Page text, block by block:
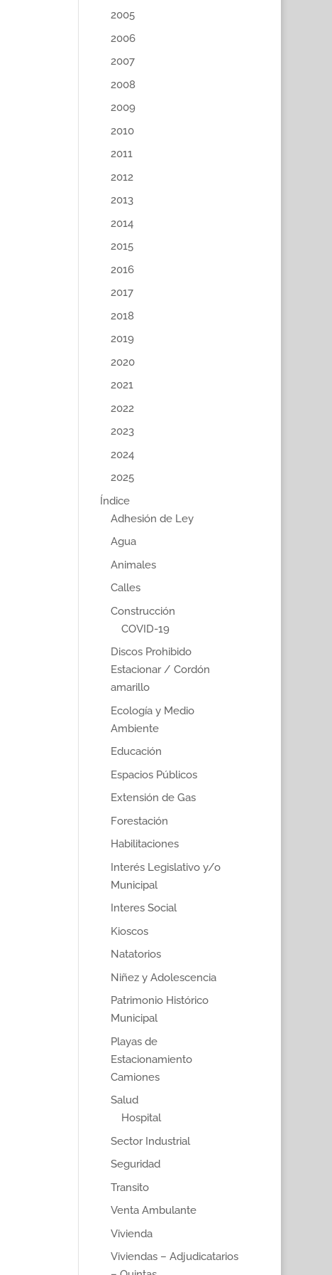
2005
2006
2007
2008
2009
2010
2011
2012
2013
2014
2015
2016
2017
2018
2019
2020
2021
2022
2023
2024
2025
Índice
Adhesión de Ley
Agua
Animales
Calles
Construcción
COVID-19
Discos Prohibido
Estacionar / Cordón
amarillo
Ecología y Medio
Ambiente
Educación
Espacios Públicos
Extensión de Gas
Forestación
Habilitaciones
Interés Legislativo y/o
Municipal
Interes Social
Kioscos
Natatorios
Niñez y Adolescencia
Patrimonio Histórico
Municipal
Playas de
Estacionamiento
Camiones
Salud
Hospital
Sector Industrial
Seguridad
Transito
Venta Ambulante
Vivienda
Viviendas – Adjudicatarios